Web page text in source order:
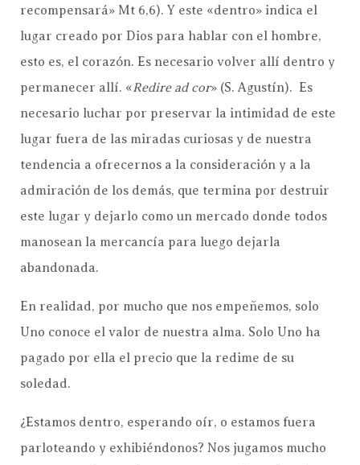
recompensará» Mt 6,6). Y este «dentro» indica el
lugar creado por Dios para hablar con el hombre,
esto es, el corazón. Es necesario volver allí dentro y
permanecer allí. «Redire ad cor» (S. Agustín). Es
necesario luchar por preservar la intimidad de este
lugar fuera de las miradas curiosas y de nuestra
tendencia a ofrecernos a la consideración y a la
admiración de los demás, que termina por destruir
este lugar y dejarlo como un mercado donde todos
manosean la mercancía para luego dejarla
abandonada.
En realidad, por mucho que nos empeñemos, solo
Uno conoce el valor de nuestra alma. Solo Uno ha
pagado por ella el precio que la redime de su
soledad.
¿Estamos dentro, esperando oír, o estamos fuera
parloteando y exhibiéndonos? Nos jugamos mucho